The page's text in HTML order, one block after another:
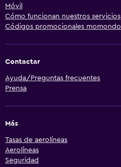
Móvil
Cómo funcionan nuestros servicios
Códigos promocionales momondo
Contactar
Ayuda/Preguntas frecuentes
Prensa
Más
Tasas de aerolíneas
Aerolíneas
Seguridad